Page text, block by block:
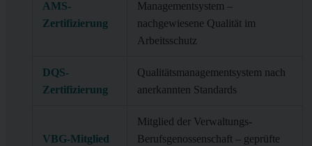
AMS-
Zertifizierung
Managementsystem –
nachgewiesene Qualität im
Arbeitsschutz
DQS-
Zertifizierung
Qualitätsmanagementsystem nach
anerkannten Standards
VBG-Mitglied
Mitglied der Verwaltungs-
Berufsgenossenschaft – geprüfte